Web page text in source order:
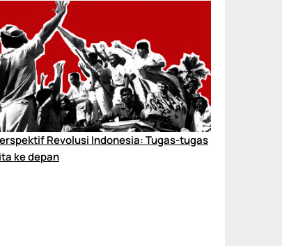
Revolusi Indonesia: Tugas-tugas
ke depan